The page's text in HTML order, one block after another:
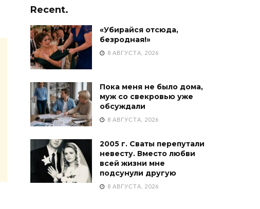
Recent.
«Убирайся отсюда,
безродная!»
8 АВГУСТА, 2026
Пока меня не было дома,
муж со свекровью уже
обсуждали
8 АВГУСТА, 2026
2005 г. Сваты перепутали
невесту. Вместо любви
всей жизни мне
подсунули другую
8 АВГУСТА, 2026